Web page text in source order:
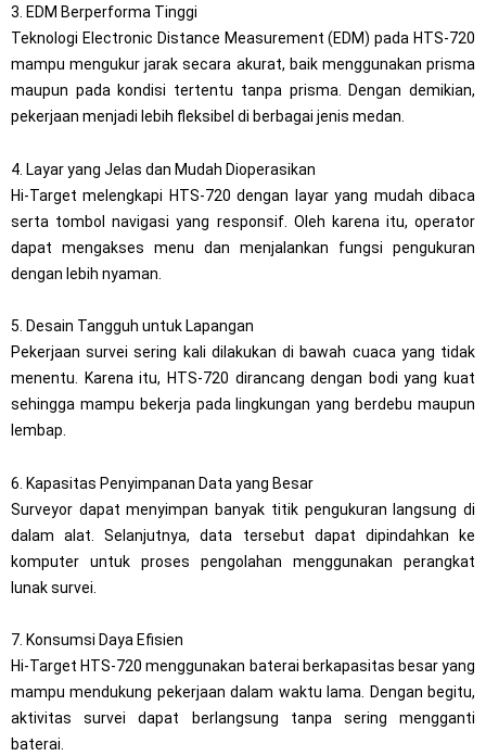
3. EDM Berperforma Tinggi
Teknologi Electronic Distance Measurement (EDM) pada HTS-720
mampu mengukur jarak secara akurat, baik menggunakan prisma
maupun pada kondisi tertentu tanpa prisma. Dengan demikian,
pekerjaan menjadi lebih fleksibel di berbagai jenis medan.
4. Layar yang Jelas dan Mudah Dioperasikan
Hi-Target melengkapi HTS-720 dengan layar yang mudah dibaca
serta tombol navigasi yang responsif. Oleh karena itu, operator
dapat mengakses menu dan menjalankan fungsi pengukuran
dengan lebih nyaman.
5. Desain Tangguh untuk Lapangan
Pekerjaan survei sering kali dilakukan di bawah cuaca yang tidak
menentu. Karena itu, HTS-720 dirancang dengan bodi yang kuat
sehingga mampu bekerja pada lingkungan yang berdebu maupun
lembap.
6. Kapasitas Penyimpanan Data yang Besar
Surveyor dapat menyimpan banyak titik pengukuran langsung di
dalam alat. Selanjutnya, data tersebut dapat dipindahkan ke
komputer untuk proses pengolahan menggunakan perangkat
lunak survei.
7. Konsumsi Daya Efisien
Hi-Target HTS-720 menggunakan baterai berkapasitas besar yang
mampu mendukung pekerjaan dalam waktu lama. Dengan begitu,
aktivitas survei dapat berlangsung tanpa sering mengganti
baterai.